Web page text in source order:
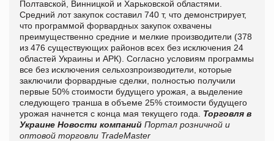
Полтавской, Винницкой и Харьковской областями.
Средний лот закупок составил 740 т, что демонстрирует,
что программой форвардных закупок охвачены
преимущественно средние и мелкие производители (378
из 476 существующих районов всех без исключения 24
областей Украины и АРК). Согласно условиям программы
все без исключения сельхозпроизводители, которые
заключили форвардные сделки, полностью получили
первые 50% стоимости будущего урожая, а выделение
следующего транша в объеме 25% стоимости будущего
урожая начнется с конца мая текущего года. Торговля в
Украине Новости компаний Портал розничной и
оптовой торговли TradeMaster